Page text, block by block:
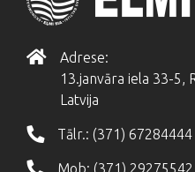
Adrese:
13.janvāra iela 33-5,
Latvija
Tālr.: (371) 67284444
Mob: (371) 29275542